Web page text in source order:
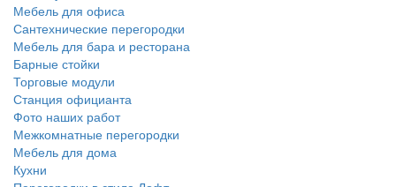
Мебель для офиса
Сантехнические перегородки
Мебель для бара и ресторана
Барные стойки
Торговые модули
Станция официанта
Фото наших работ
Межкомнатные перегородки
Мебель для дома
Кухни